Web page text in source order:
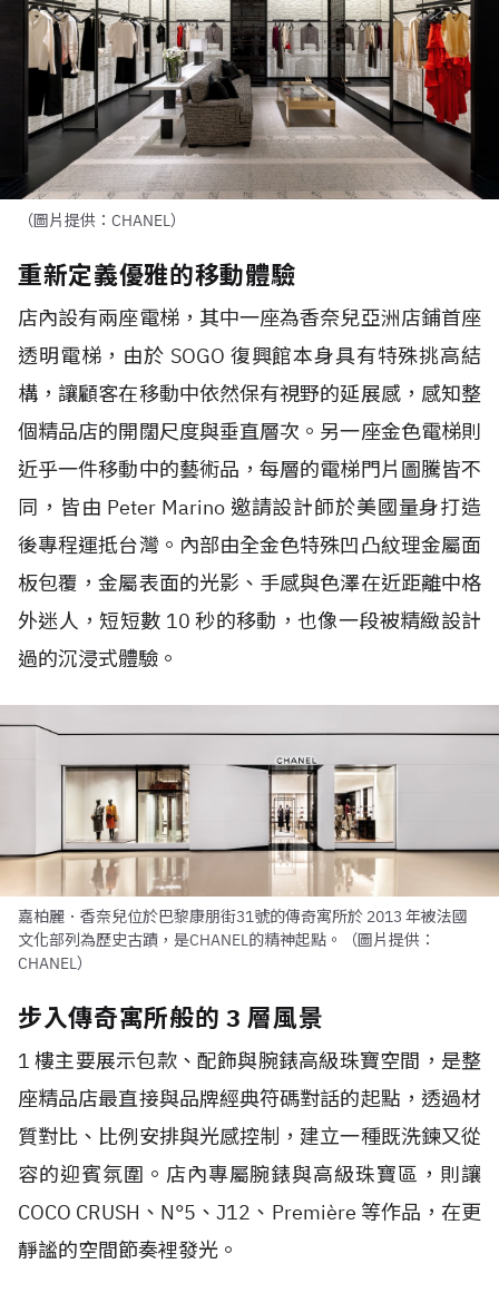
（圖片提供：CHANEL）
重新定義優雅的移動體驗
店內設有兩座電梯，其中一座為香奈兒亞洲店鋪首座
透明電梯，由於 SOGO 復興館本身具有特殊挑高結
構，讓顧客在移動中依然保有視野的延展感，感知整
個精品店的開闊尺度與垂直層次。另一座金色電梯則
近乎一件移動中的藝術品，每層的電梯門片圖騰皆不
同，皆由 Peter Marino 邀請設計師於美國量身打造
後專程運抵台灣。內部由全金色特殊凹凸紋理金屬面
板包覆，金屬表面的光影、手感與色澤在近距離中格
外迷人，短短數 10 秒的移動，也像一段被精緻設計
過的沉浸式體驗。
嘉柏麗．香奈兒位於巴黎康朋街31號的傳奇寓所於 2013 年被法國
文化部列為歷史古蹟，是CHANEL的精神起點。（圖片提供：
CHANEL）
步入傳奇寓所般的 3 層風景
1 樓主要展示包款、配飾與腕錶高級珠寶空間，是整
座精品店最直接與品牌經典符碼對話的起點，透過材
質對比、比例安排與光感控制，建立一種既洗鍊又從
容的迎賓氛圍。店內專屬腕錶與高級珠寶區，則讓
COCO CRUSH、N°5、J12、Première 等作品，在更
靜謐的空間節奏裡發光。